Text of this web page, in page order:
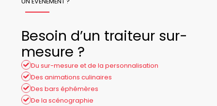
Besoin d’un traiteur sur-
mesure ?
Du sur-mesure et de la personnalisation
Des animations culinaires
Des bars éphémères
De la scénographie